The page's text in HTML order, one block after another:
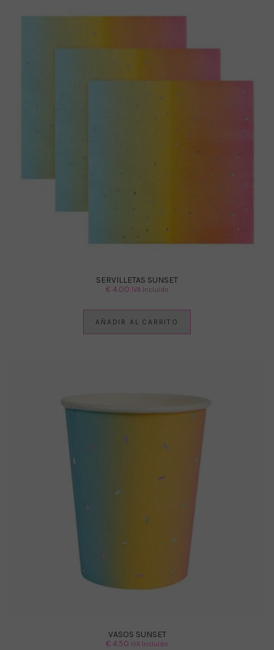
SERVILLETAS SUNSET
€4.00 IVA Incluido
AÑADIR AL CARRITO
VASOS SUNSET
€4.50 IVA Incluido